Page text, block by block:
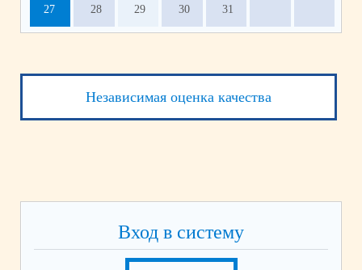
27 28 29 30 31
Независимая оценка качества
Вход в систему